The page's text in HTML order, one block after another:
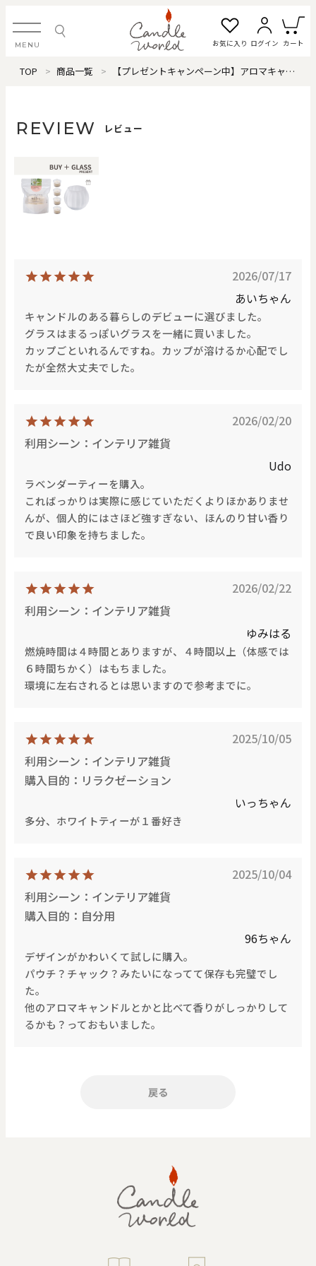
MENU お気に入り ログイン カート
ログイン・新規会員登録
すべてのアイテム
#タグから探す
価格で探す
クリア
TOP 商品一覧 【プレゼントキャンペーン中】アロマキャンドル「コロンカップ」（ピュアリリー）
REVIEW レビュー
2026/07/17
あいちゃん
キャンドルのある暮らしのデビューに選びました。
グラスはまるっぽいグラスを一緒に買いました。
カップごといれるんですね。カップが溶けるか心配でし
たが全然大丈夫でした。
2026/02/20
利用シーン：インテリア雑貨
Udo
ラベンダーティーを購入。
こればっかりは実際に感じていただくよりほかありませ
んが、個人的にはさほど強すぎない、ほんのり甘い香り
で良い印象を持ちました。
2026/02/22
利用シーン：インテリア雑貨
ゆみはる
燃焼時間は４時間とありますが、４時間以上（体感では
６時間ちかく）はもちました。
環境に左右されるとは思いますので参考までに。
2025/10/05
利用シーン：インテリア雑貨
購入目的：リラクゼーション
いっちゃん
多分、ホワイトティーが１番好き
2025/10/04
利用シーン：インテリア雑貨
購入目的：自分用
96ちゃん
デザインがかわいくて試しに購入。
パウチ？チャック？みたいになってて保存も完璧でし
た。
他のアロマキャンドルとかと比べて香りがしっかりして
るかも？っておもいました。
戻る